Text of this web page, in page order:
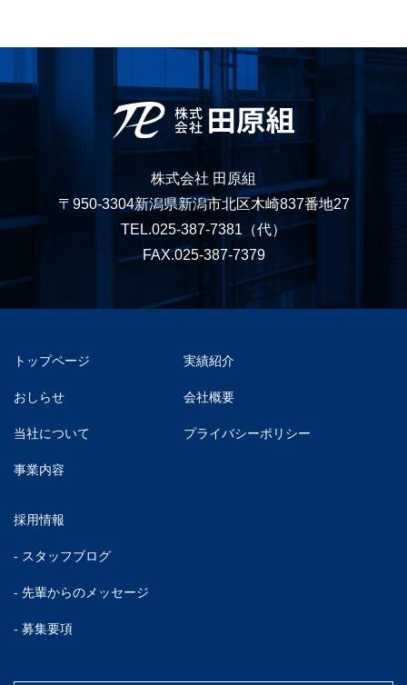
株式会社 田原組
〒950-3304新潟県新潟市北区木崎837番地27
TEL.025-387-7381 （代）
FAX.025-387-7379
トップページ
おしらせ
当社について
事業内容
実績紹介
会社概要
プライバシーポリシー
採用情報
- スタッフブログ
- 先輩からのメッセージ
- 募集要項